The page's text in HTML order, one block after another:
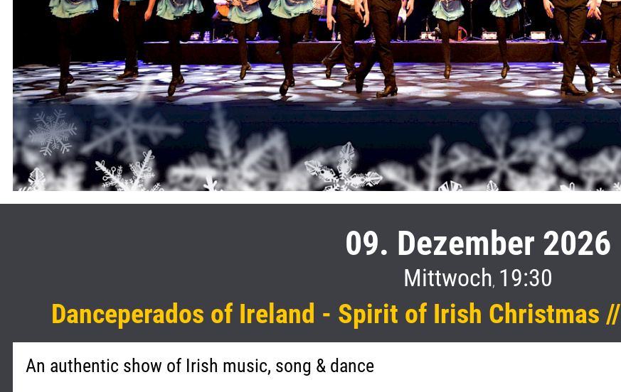
09. Dezember 2026
Mittwoch, 19:30
Danceperados of Ireland - Spirit of Irish Christmas //
An authentic show of Irish music, song & dance